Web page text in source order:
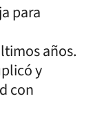
para
años.
y
con